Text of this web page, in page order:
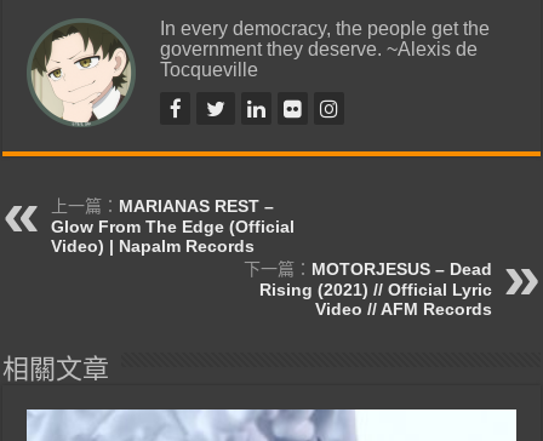
In every democracy, the people get the
government they deserve. ~Alexis de
Tocqueville
上一篇： MARIANAS REST –
Glow From The Edge (Official
Video) | Napalm Records
下一篇： MOTORJESUS – Dead
Rising (2021) // Official Lyric
Video // AFM Records
相關文章